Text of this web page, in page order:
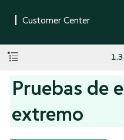
Pruebas de
extremo